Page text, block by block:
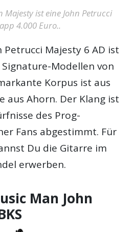
Majesty ist eine John Petrucci
4.000 Euro..
Petrucci Majesty 6 AD ist
Modellen von
Korpus ist aus
aus Ahorn. Der Klang ist
des Prog-
Fans abgestimmt. Für
Du die Gitarre im
erwerben.
Man John